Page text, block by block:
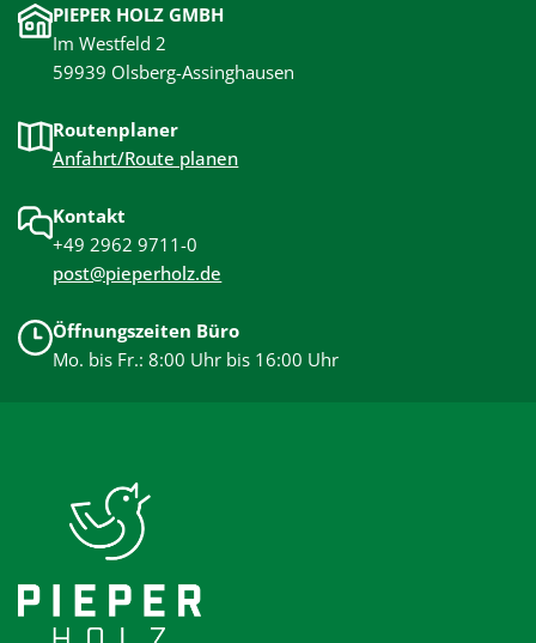
PIEPER HOLZ GMBH
Im Westfeld 2
59939 Olsberg-Assinghausen
Routenplaner
Anfahrt/Route planen
Kontakt
+49 2962 9711-0
post@pieperholz.de
Öffnungszeiten Büro
Mo. bis Fr.: 8:00 Uhr bis 16:00 Uhr